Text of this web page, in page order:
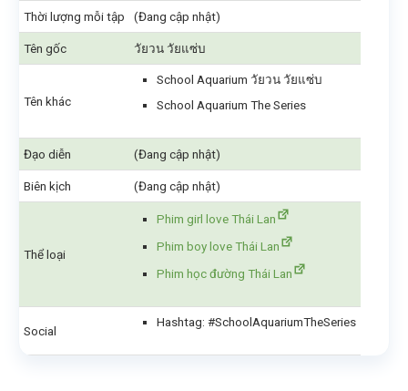
Thời lượng mỗi tập (Đang cập nhật)
Tên gốc วัยวน วัยแซ่บ
Tên khác
School Aquarium วัยวน วัยแซ่บ
School Aquarium The Series
Đạo diễn (Đang cập nhật)
Biên kịch (Đang cập nhật)
Thể loại
Phim girl love Thái Lan
Phim boy love Thái Lan
Phim học đường Thái Lan
Social
Hashtag: #SchoolAquariumTheSeries